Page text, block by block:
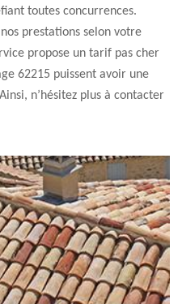
toutes concurrences.
prestations selon votre
propose un tarif pas cher
62215 puissent avoir une
n’hésitez plus à contacter